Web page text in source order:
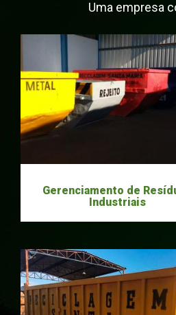
Uma empresa
Gerenciamento de
Industriais